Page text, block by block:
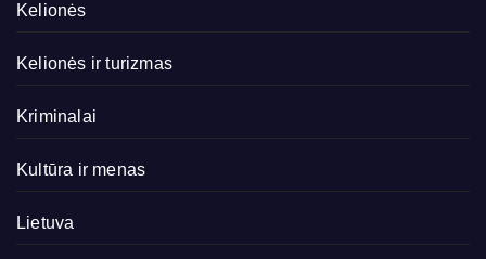
Kelionės
Kelionės ir turizmas
Kriminalai
Kultūra ir menas
Lietuva